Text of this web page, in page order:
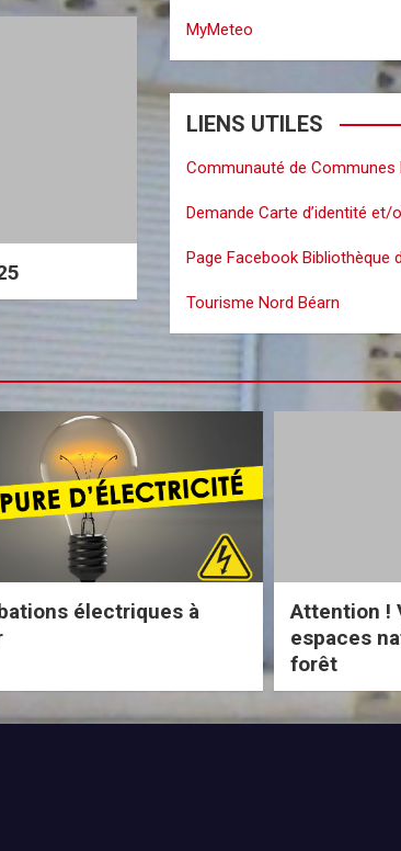
MyMeteo
LIENS UTILES
Communauté de Communes
Demande Carte d’identité et/
Page Facebook Bibliothèque
Tourisme Nord Béarn
électriques à
Attention !
espaces
forêt